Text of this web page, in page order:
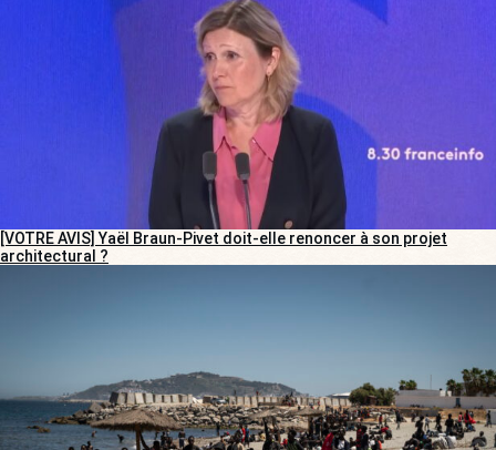
[VOTRE AVIS] Yaël Braun-Pivet doit-elle renoncer à son projet
architectural ?